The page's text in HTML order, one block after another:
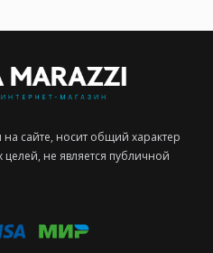
сайте, носит общий характер
не является публичной